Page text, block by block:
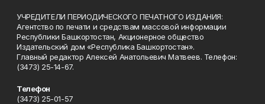
УЧРЕДИТЕЛИ ПЕРИОДИЧЕСКОГО ПЕЧАТНОГО ИЗДАНИЯ:
Агентство по печати и средствам массовой информации
Республики Башкортостан, Акционерное общество
Издательский дом «Республика Башкортостан».
Главный редактор Алексей Анатольевич Матвеев. Телефон:
(3473) 25-14-67.
Телефон
(3473) 25-01-57